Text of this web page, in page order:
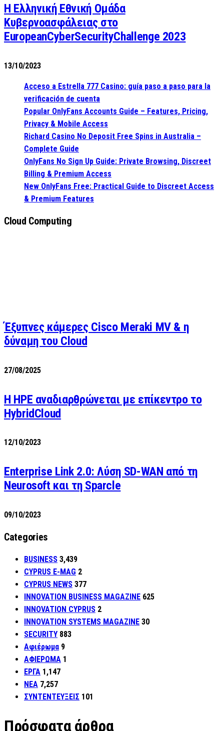
Η Ελληνική Εθνική Ομάδα
Κυβερνοασφάλειας στο
EuropeanCyberSecurityChallenge 2023
13/10/2023
Acceso a Estrella 777 Casino: guía paso a paso para la
verificación de cuenta
Popular OnlyFans Accounts Guide – Features, Pricing,
Privacy & Mobile Access
Richard Casino No Deposit Free Spins in Australia –
Complete Guide
OnlyFans No Sign Up Guide: Private Browsing, Discreet
Billing & Premium Access
New OnlyFans Free: Practical Guide to Discreet Access
& Premium Features
Cloud Computing
Έξυπνες κάμερες Cisco Meraki MV & η
δύναμη του Cloud
27/08/2025
H HPE αναδιαρθρώνεται με επίκεντρο το
HybridCloud
12/10/2023
Enterprise Link 2.0: Λύση SD-WAN από τη
Neurosoft και τη Sparcle
09/10/2023
Categories
BUSINESS 3,439
CYPRUS E-MAG 2
CYPRUS NEWS 377
INNOVATION BUSINESS MAGAZINE 625
INNOVATION CYPRUS 2
INNOVATION SYSTEMS MAGAZINE 30
SECURITY 883
Αφιέρωμα 9
ΑΦΙΕΡΩΜΑ 1
ΕΡΓΑ 1,147
ΝΕΑ 7,257
ΣΥΝΤΕΝΤΕΥΞΕΙΣ 101
Πρόσφατα άρθρα